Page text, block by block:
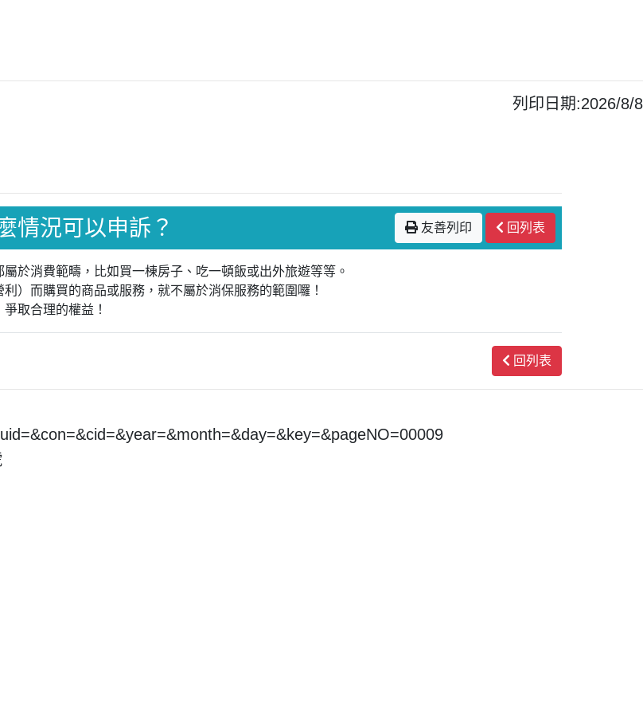
列印日期:2026/8/8
情況可以申訴？ 友善列印 回列表
於消費範疇，比如買一棟房子、吃一頓飯或出外旅遊等等。
）而購買的商品或服務，就不屬於消保服務的範圍囉！
取合理的權益！
回列表